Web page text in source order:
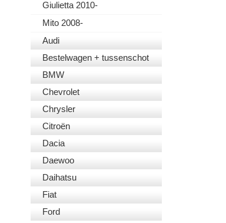
Giulietta 2010-
Mito 2008-
Audi
Bestelwagen + tussenschot
BMW
Chevrolet
Chrysler
Citroën
Dacia
Daewoo
Daihatsu
Fiat
Ford